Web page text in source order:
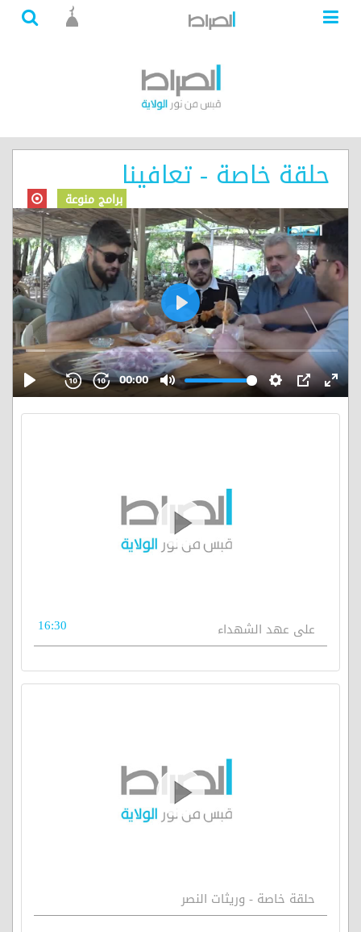
حلقة خاصة - تعافينا
برامج منوعة
على عهد الشهداء 16:30
حلقة خاصة - وريثات النصر